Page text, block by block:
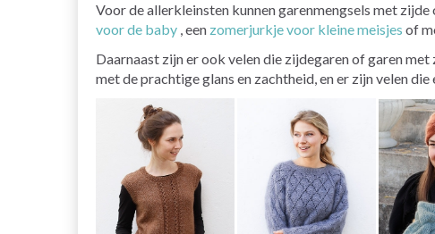
Voor de allerkleinsten kunnen garenmengsels met
voor de baby , een zomerjurkje voor kleine meisjes of
Daarnaast zijn er ook velen die zijdegaren of garen
met de prachtige glans en zachtheid, en er zijn velen